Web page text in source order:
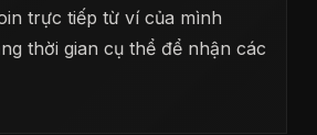
trực tiếp từ ví của mình
thời gian cụ thể để nhận các